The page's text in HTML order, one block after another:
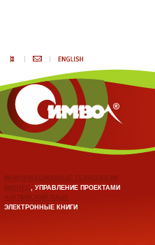
ИНФОРМАЦИОННЫЕ ТЕХНОЛОГИИ
БИЗНЕС, УПРАВЛЕНИЕ ПРОЕКТАМИ
АНГЛИЙСКИЙ ЯЗЫК
ЭЛЕКТРОННЫЕ КНИГИ